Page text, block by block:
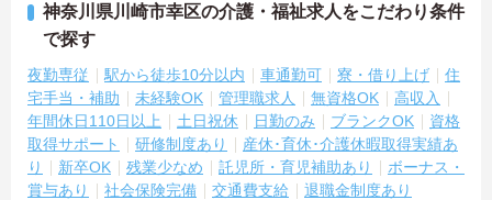
神奈川県川崎市幸区の介護・福祉求人をこだわり条件
で探す
夜勤専従 駅から徒歩10分以内 車通勤可 寮・借り上げ
住
宅手当・補助
未経験OK 管理職求人 無資格OK
高収入
年間休日110日以上
土日祝休 日勤のみ ブランクOK
資格
取得サポート
研修制度あり
産休･育休･介護休暇取得実績あ
り
新卒OK 残業少なめ 託児所・育児補助あり
ボーナス・
賞与あり
社会保険完備 交通費支給 退職金制度あり